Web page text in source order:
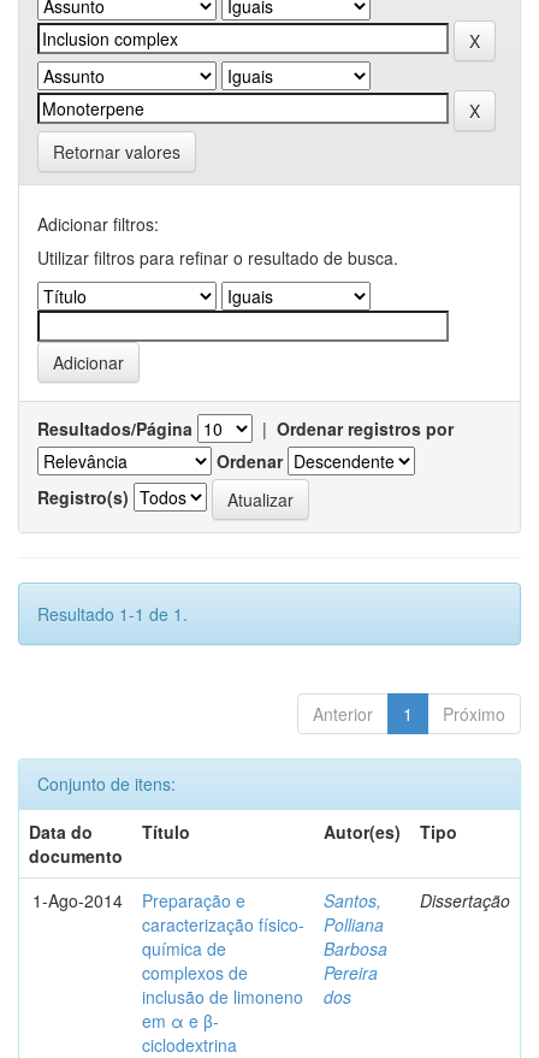
Retornar valores
Adicionar filtros:
Utilizar filtros para refinar o resultado de busca.
Resultados/Página | Ordenar registros por
Ordenar
Registro(s)
Resultado 1-1 de 1.
Anterior 1 Próximo
Conjunto de itens:
Data do
documento
Título Autor(es) Tipo
1-Ago-2014
Preparação e
caracterização físico-
química de
complexos de
inclusão de limoneno
em α e β-
ciclodextrina
Santos,
Polliana
Barbosa
Pereira
dos
Dissertação